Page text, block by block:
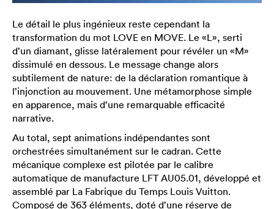
Le détail le plus ingénieux reste cependant la
transformation du mot LOVE en MOVE. Le «L», serti
d’un diamant, glisse latéralement pour révéler un «M»
dissimulé en dessous. Le message change alors
subtilement de nature: de la déclaration romantique à
l’injonction au mouvement. Une métamorphose simple
en apparence, mais d’une remarquable efficacité
narrative.
Au total, sept animations indépendantes sont
orchestrées simultanément sur le cadran. Cette
mécanique complexe est pilotée par le calibre
automatique de manufacture LFT AU05.01, développé et
assemblé par La Fabrique du Temps Louis Vuitton.
Composé de 363 éléments, doté d’une réserve de